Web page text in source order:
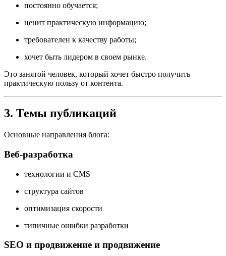
постоянно обучается;
ценит практическую информацию;
требователен к качеству работы;
хочет быть лидером в своем рынке.
Это занятой человек, который хочет быстро получить
практическую пользу от контента.
3. Темы публикаций
Основные направления блога:
Веб-разработка
технологии и CMS
структура сайтов
оптимизация скорости
типичные ошибки разработки
SEO и продвижение и продвижение